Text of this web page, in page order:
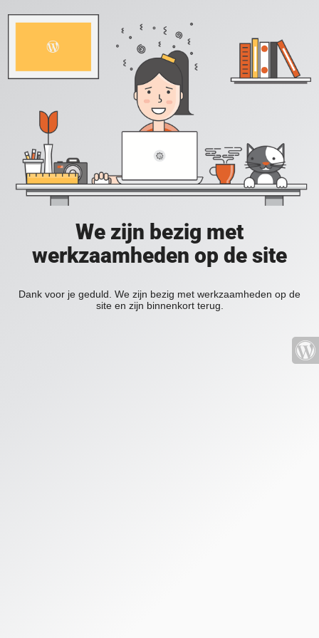
We zijn bezig met
werkzaamheden op de site
Dank voor je geduld. We zijn bezig met werkzaamheden op de
site en zijn binnenkort terug.